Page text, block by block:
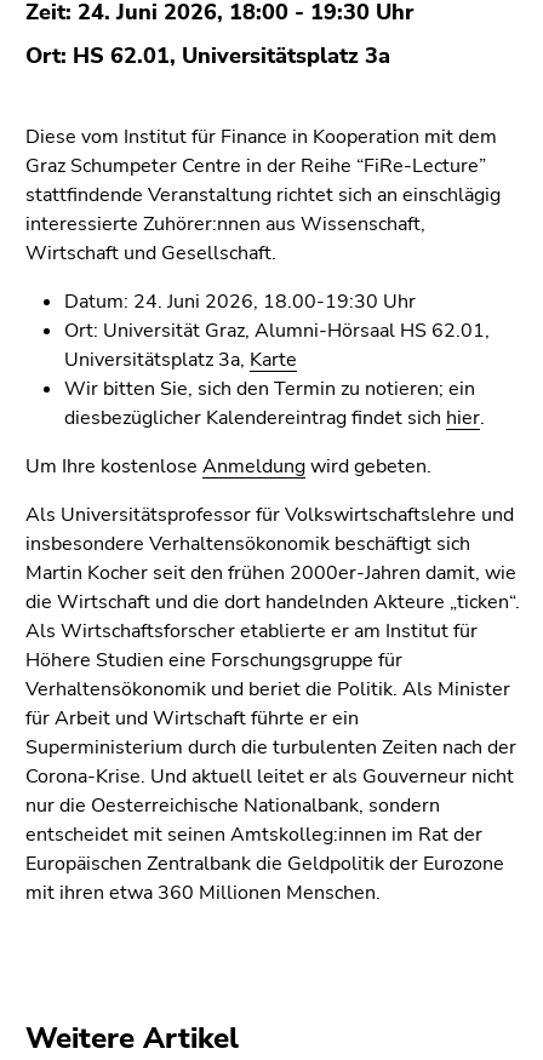
(Zugriffstaste
Zu
Seiteneinstellungen
(Benutzer/Sprache)
(Zugriffstaste
8)
Zur
(Zugriffstaste
9)
Zeit: 24. Juni 2026, 18:00 - 19:30 Uhr
Ort: HS 62.01, Universitätsplatz 3a
Diese vom Institut für Finance in Kooperation mit dem
Graz Schumpeter Centre in der Reihe “FiRe-Lecture”
stattfindende Veranstaltung richtet sich an einschlägig
interessierte Zuhörer:nnen aus Wissenschaft,
Wirtschaft und Gesellschaft.
Datum: 24. Juni 2026, 18.00-19:30 Uhr
Ort: Universität Graz, Alumni-Hörsaal HS 62.01,
Universitätsplatz 3a, Karte
Wir bitten Sie, sich den Termin zu notieren; ein
diesbezüglicher Kalendereintrag findet sich hier.
Um Ihre kostenlose Anmeldungwird gebeten.
Als Universitätsprofessor für Volkswirtschaftslehre und
insbesondere Verhaltensökonomik beschäftigt sich
Martin Kocher seit den frühen 2000er-Jahren damit, wie
die Wirtschaft und die dort handelnden Akteure „ticken“.
Als Wirtschaftsforscher etablierte er am Institut für
Höhere Studien eine Forschungsgruppe für
Verhaltensökonomik und beriet die Politik. Als Minister
für Arbeit und Wirtschaft führte er ein
Superministerium durch die turbulenten Zeiten nach der
Corona-Krise. Und aktuell leitet er als Gouverneur nicht
nur die Oesterreichische Nationalbank, sondern
entscheidet mit seinen Amtskolleg:innen im Rat der
Europäischen Zentralbank die Geldpolitik der Eurozone
mit ihren etwa 360 Millionen Menschen.
Weitere Artikel